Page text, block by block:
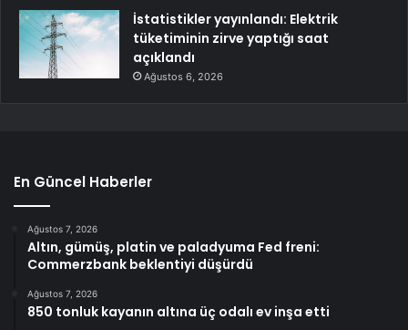
İstatistikler yayınlandı: Elektrik
tüketiminin zirve yaptığı saat
açıklandı
Ağustos 6, 2026
En Güncel Haberler
Ağustos 7, 2026
Altın, gümüş, platin ve paladyuma Fed freni:
Commerzbank beklentiyi düşürdü
Ağustos 7, 2026
850 tonluk kayanın altına üç odalı ev inşa etti